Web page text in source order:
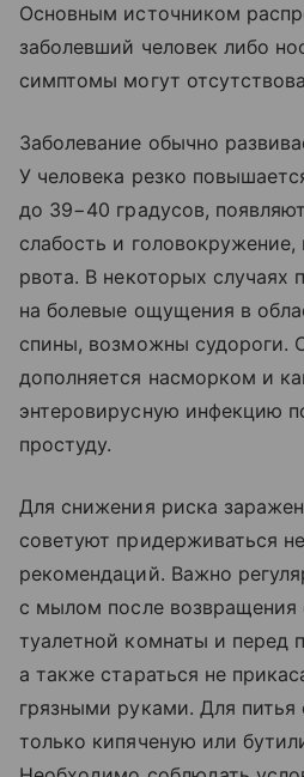
Основным источником
заболевший человек либо
симптомы могут
Заболевание обычно
У человека резко
до 39−40 градусов,
слабость и головокружение,
рвота. В некоторых случаях
на болевые ощущения в
спины, возможны судороги.
дополняется насморком и
энтеровирусную инфекцию
простуду.
Для снижения риска
советуют придерживаться
рекомендаций. Важно
с мылом после возвращения
туалетной комнаты и перед
а также стараться не
грязными руками. Для питья
только кипяченую или